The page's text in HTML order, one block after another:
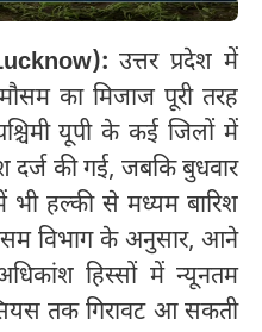
उत्तर प्रदेश में
का मिजाज पूरी तरह
यूपी के कई जिलों में
दर्ज की गई, जबकि बुधवार
भी हल्की से मध्यम बारिश
विभाग के अनुसार, आने
हिस्सों में न्यूनतम
तक गिरावट आ सकती